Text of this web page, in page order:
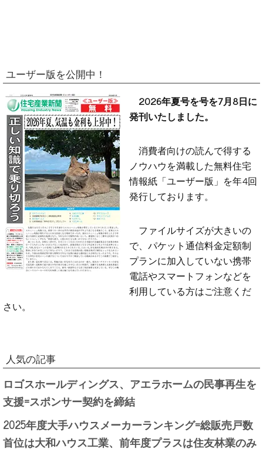
ユーザー版を公開中！
2026年夏号を号を7月8日に
発刊いたしました。
消費者向けの読んで得する
ノウハウを満載した無料住宅
情報紙「ユーザー版」を年4回
発行しております。
ファイルサイズが大きいの
で、パケット通信料金定額制
プランに加入していない携帯
電話やスマートフォンなどを
利用している方はご注意くだ
さい。
人気の記事
ロゴスホールディングス、アエラホームの民事再生を
支援=スポンサー契約を締結
2025年度大手ハウスメーカーランキング=総販売戸数
首位は大和ハウス工業、前年度プラスは住友林業のみ